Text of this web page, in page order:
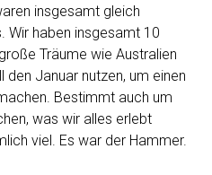
insgesamt gleich
Wir haben insgesamt 10
Träume wie Australien
den Januar nutzen, um einen
Bestimmt auch um
was wir alles erlebt
viel. Es war der Hammer.